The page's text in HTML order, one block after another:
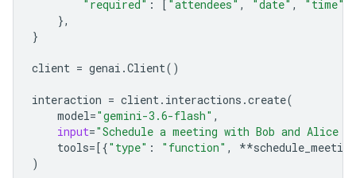
"required" : [ "attendees" , "date" , "time"
},
}
client = genai .Client()
interaction = client. interactions .create(
model="gemini-3.6-flash" ,
input="Schedule a meeting with Bob and Alice
tools=[{"type" : "function" , **
)